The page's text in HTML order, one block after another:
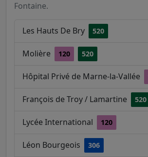
Fontaine.
Les Hauts De Bry 520
Molière 120 520
Hôpital Privé de Marne-la-Vallée
François de Troy / Lamartine 520
Lycée International 120
Léon Bourgeois 306